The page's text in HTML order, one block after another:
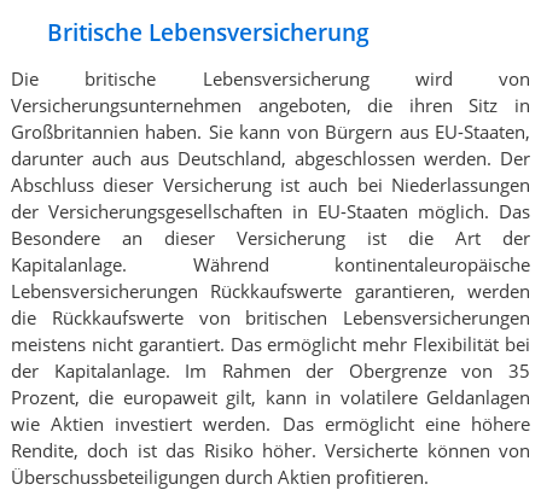
Britische Lebensversicherung
Die britische Lebensversicherung wird von
Versicherungsunternehmen angeboten, die ihren Sitz in
Großbritannien haben. Sie kann von Bürgern aus EU-Staaten,
darunter auch aus Deutschland, abgeschlossen werden. Der
Abschluss dieser Versicherung ist auch bei Niederlassungen
der Versicherungsgesellschaften in EU-Staaten möglich. Das
Besondere an dieser Versicherung ist die Art der
Kapitalanlage. Während kontinentaleuropäische
Lebensversicherungen Rückkaufswerte garantieren, werden
die Rückkaufswerte von britischen Lebensversicherungen
meistens nicht garantiert. Das ermöglicht mehr Flexibilität bei
der Kapitalanlage. Im Rahmen der Obergrenze von 35
Prozent, die europaweit gilt, kann in volatilere Geldanlagen
wie Aktien investiert werden. Das ermöglicht eine höhere
Rendite, doch ist das Risiko höher. Versicherte können von
Überschussbeteiligungen durch Aktien profitieren.